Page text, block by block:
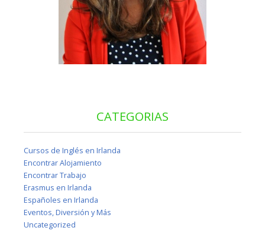
CATEGORIAS
Cursos de Inglés en Irlanda
Encontrar Alojamiento
Encontrar Trabajo
Erasmus en Irlanda
Españoles en Irlanda
Eventos, Diversión y Más
Uncategorized